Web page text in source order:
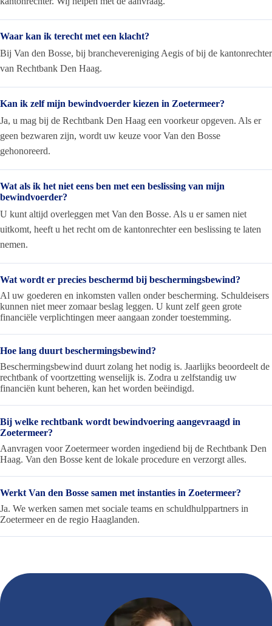
Waar kan ik terecht met een klacht?
Bij Van den Bosse, bij branchevereniging Aegis of bij de kantonrechter
van Rechtbank Den Haag.
Kan ik zelf mijn bewindvoerder kiezen in Zoetermeer?
Ja, u mag bij de Rechtbank Den Haag een voorkeur opgeven. Als er
geen bezwaren zijn, wordt uw keuze voor Van den Bosse
gehonoreerd.
Wat als ik het niet eens ben met een beslissing van mijn
bewindvoerder?
U kunt altijd overleggen met Van den Bosse. Als u er samen niet
uitkomt, heeft u het recht om de kantonrechter een beslissing te laten
nemen.
Wat wordt er precies beschermd bij beschermingsbewind?
Al uw goederen en inkomsten vallen onder bescherming. Schuldeisers
kunnen niet meer zomaar beslag leggen. U kunt zelf geen grote
financiële verplichtingen meer aangaan zonder toestemming.
Hoe lang duurt beschermingsbewind?
Beschermingsbewind duurt zolang het nodig is. Jaarlijks beoordeelt de
rechtbank of voortzetting wenselijk is. Zodra u zelfstandig uw
financiën kunt beheren, kan het worden beëindigd.
Bij welke rechtbank wordt bewindvoering aangevraagd in
Zoetermeer?
Aanvragen voor Zoetermeer worden ingediend bij de Rechtbank Den
Haag. Van den Bosse kent de lokale procedure en verzorgt alles.
Werkt Van den Bosse samen met instanties in Zoetermeer?
Ja. We werken samen met sociale teams en schuldhulppartners in
Zoetermeer en de regio Haaglanden.